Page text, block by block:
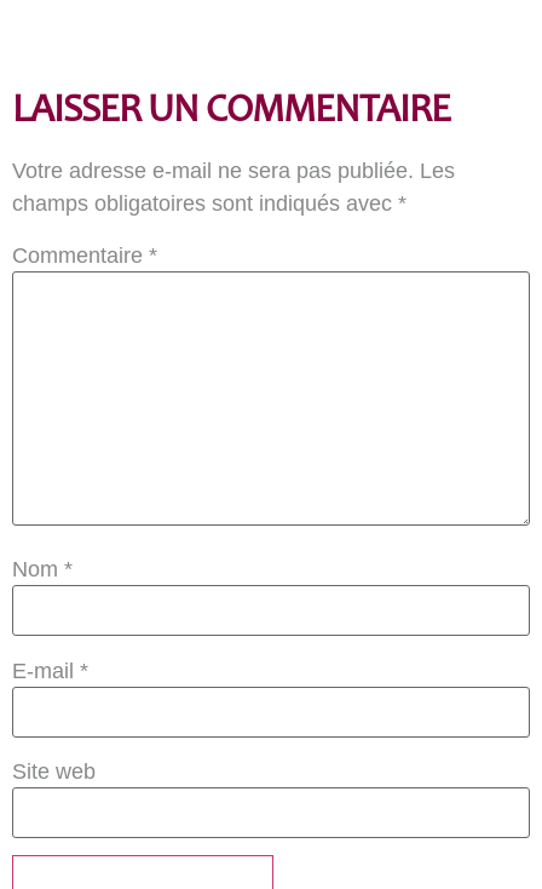
LAISSER UN COMMENTAIRE
Votre adresse e-mail ne sera pas publiée. Les
champs obligatoires sont indiqués avec *
Commentaire *
Nom *
E-mail *
Site web